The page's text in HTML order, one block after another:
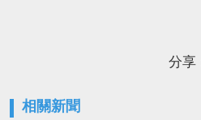
分享
相關新聞